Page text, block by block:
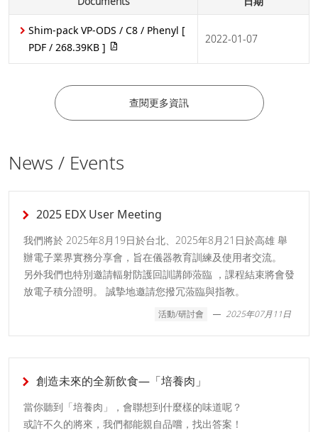
Shim-pack VP-ODS / C8 / Phenyl [
PDF / 268.39KB ]
2022-01-07
查閱更多資訊
News / Events
2025 EDX User Meeting
我們將於 2025年8月19日於台北、2025年8月21日於高雄 舉
辦電子業界實務分享會，旨在儀器教育訓練及使用者交流。
另外我們也特別邀請輻射防護回訓講師蒞臨 ，課程結束將會發
放電子積分證明。 誠摯地邀請您撥冗蒞臨與指教。
活動/研討會 2025年07月11日
創造未來的全新飲食—「培養肉」
當你聽到「培養肉」，會聯想到什麼樣的味道呢？
或許不久的將來，我們都能親自品嚐，找出答案！